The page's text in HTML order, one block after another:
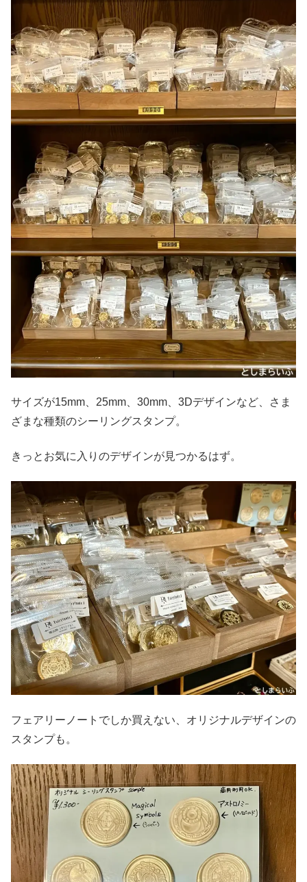
サイズが15mm、25mm、30mm、3Dデザインなど、さま
ざまな種類のシーリングスタンプ。
きっとお気に入りのデザインが見つかるはず。
フェアリーノートでしか買えない、オリジナルデザインの
スタンプも。